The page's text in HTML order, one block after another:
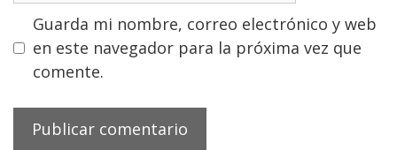
Guarda mi nombre, correo electrónico y web
en este navegador para la próxima vez que
comente.